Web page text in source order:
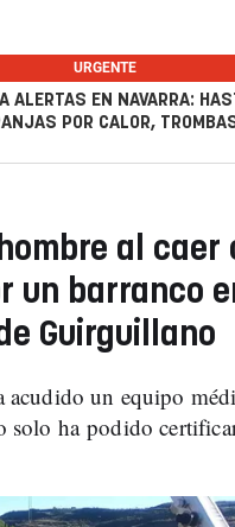
URGENTE
ALERTAS EN NAVARRA:
POR CALOR,
al caer
un barranco
Guirguillano
acudido un equipo
solo ha podido